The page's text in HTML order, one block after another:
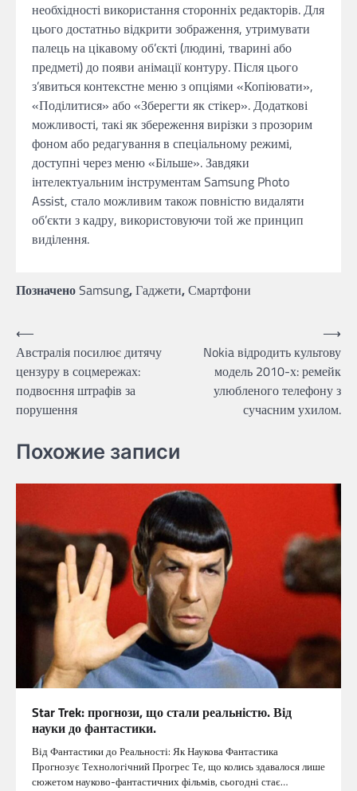
необхідності використання сторонніх редакторів. Для
цього достатньо відкрити зображення, утримувати
палець на цікавому об’єкті (людині, тварині або
предметі) до появи анімації контуру. Після цього
з’явиться контекстне меню з опціями «Копіювати»,
«Поділитися» або «Зберегти як стікер». Додаткові
можливості, такі як збереження вирізки з прозорим
фоном або редагування в спеціальному режимі,
доступні через меню «Більше». Завдяки
інтелектуальним інструментам Samsung Photo
Assist, стало можливим також повністю видаляти
об’єкти з кадру, використовуючи той же принцип
виділення.
ПозначеноSamsung,Гаджети,Смартфони
Навігація
записів
⟵
Австралія посилює дитячу
цензуру в соцмережах:
подвоєння штрафів за
порушення
Nokia відродить культову
модель 2010-х: ремейк
улюбленого телефону з
сучасним ухилом.
⟶
Похожие записи
Star Trek: прогнози, що стали реальністю. Від
науки до фантастики.
Від Фантастики до Реальності: Як Наукова Фантастика
Прогнозує Технологічний Прогрес Те, що колись здавалося лише
сюжетом науково-фантастичних фільмів, сьогодні стає…